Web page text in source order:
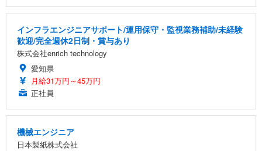
インフラエンジニアサポート/運用保守・監視業務補助/未経験
歓迎/完全週休2日制・賞与あり
株式会社enrich technology
愛知県
月給31万円～45万円
正社員
機械エンジニア
日本製紙株式会社